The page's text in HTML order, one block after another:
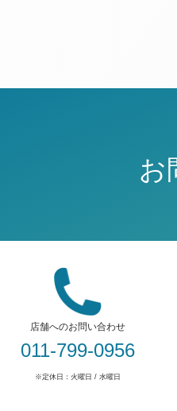
お
店舗へのお問い合わせ
011-799-0956
※定休日：火曜日 / 水曜日